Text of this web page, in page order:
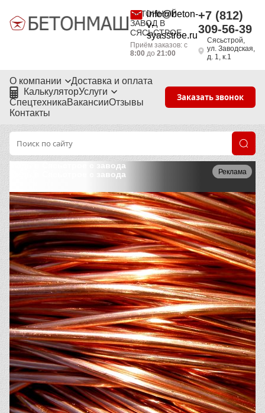
БЕТОННЫЙ
ЗАВОД В
СЯСЬСТРОЕ
info@beton-
v-
syasstroe.ru
Приём заказов: с
8:00 до21:00
+7 (812)
309-56-39
Сясьстрой,
ул. Заводская,
д. 1, к.1
О компании
Доставка и оплата
КалькуляторУслуги
СпецтехникаВакансииОтзывы
Контакты
Заказать звонок
Реклама
Медь в Сясьстрое с завода
Медь в Сясьстрое с завода